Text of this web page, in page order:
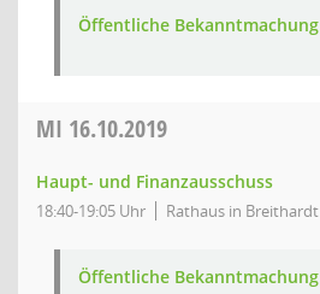
Öffentliche Bekanntmachung
MI 16.10.2019
Haupt- und Finanzausschuss
18:40-19:05 Uhr Rathaus in Breithardt
Öffentliche Bekanntmachung